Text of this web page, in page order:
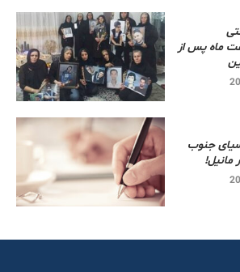
ماه پس از
جنوب
مانیل!